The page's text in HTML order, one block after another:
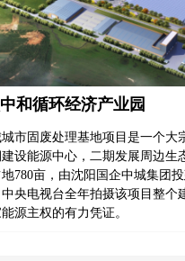
和循环经济产业园
市固废处理基地项目是一个大
设能源中心，二期发展周边生
地780亩，由沈阳国企中城集团
央电视台全年拍摄该项目整个
源主权的有力凭证。